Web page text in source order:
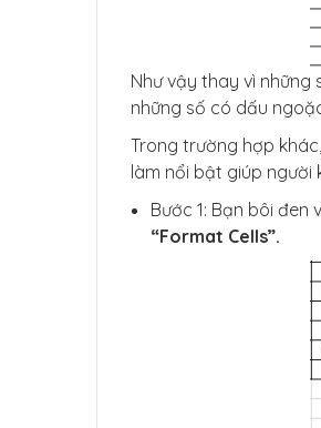
Như vậy thay vì
những số có dấu
Trong trường hợp
làm nổi bật giúp người
Bước 1: Bạn bôi
“Format Cells”.